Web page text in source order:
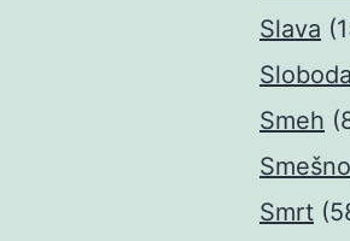
Slava
Sloboda
Smeh
Smešno
Smrt